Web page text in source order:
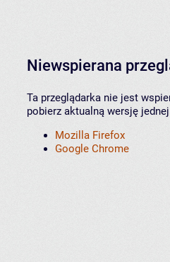
Niewspierana
Ta przeglądarka nie jest
pobierz aktualną wersję
Mozilla Firefox
Google Chrome